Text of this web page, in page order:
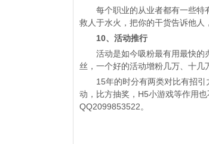
每个职业的从业者都有一些特有
救人于水火，把你的干货告诉他人
10、活动推行
活动是如今吸粉最有用最快的办
丝，一个好的活动增粉几万、十几
15年的时分有两类对比有招引
动，比方抽奖，H5小游戏等作用
QQ2099853522。